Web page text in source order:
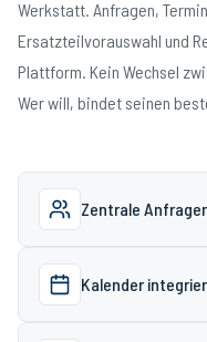
Werkstatt. Anfragen,
Ersatzteilvorauswahl und
Plattform. Kein Wechsel
Wer will, bindet seinen
Zentrale
Kalender